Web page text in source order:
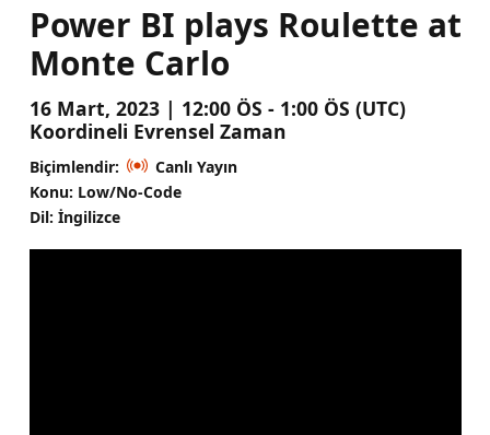
Power BI plays Roulette at
Monte Carlo
16 Mart, 2023 | 12:00 ÖS - 1:00 ÖS (UTC)
Koordineli Evrensel Zaman
Biçimlendir:
Canlı Yayın
Konu: Low/No-Code
Dil: İngilizce